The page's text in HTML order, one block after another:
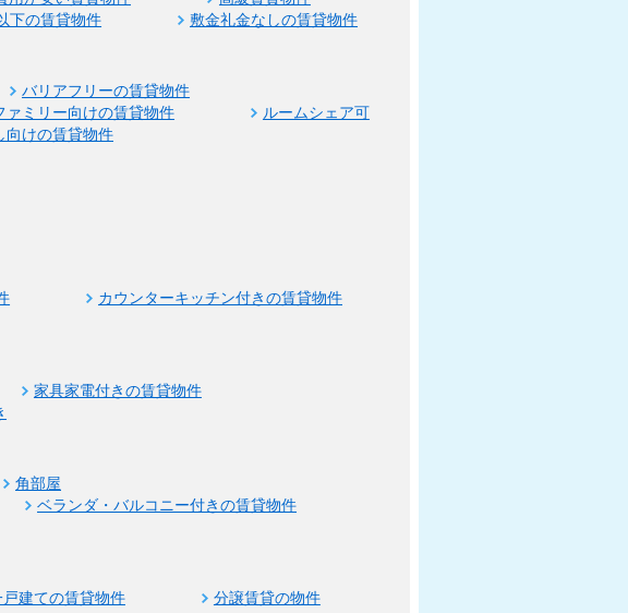
下の賃貸物件 敷金礼金なしの賃貸物件
バリアフリーの賃貸物件
ァミリー向けの賃貸物件
ルームシェア可
向けの賃貸物件
カウンターキッチン付きの賃貸物件
家具家電付きの賃貸物件
角部屋
ベランダ・バルコニー付きの賃貸物件
戸建ての賃貸物件
分譲賃貸の物件